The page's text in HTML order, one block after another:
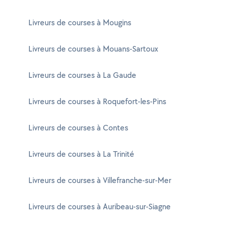
Livreurs de courses à Mougins
Livreurs de courses à Mouans-Sartoux
Livreurs de courses à La Gaude
Livreurs de courses à Roquefort-les-Pins
Livreurs de courses à Contes
Livreurs de courses à La Trinité
Livreurs de courses à Villefranche-sur-Mer
Livreurs de courses à Auribeau-sur-Siagne